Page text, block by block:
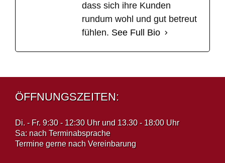
dass sich ihre Kunden
rundum wohl und gut betreut
fühlen. See Full Bio
ÖFFNUNGSZEITEN:
Di. - Fr. 9:30 - 12:30 Uhr und 13.30 - 18:00 Uhr
Sa: nach Terminabsprache
Termine gerne nach Vereinbarung